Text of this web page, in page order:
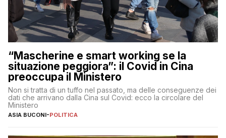
“Mascherine e smart working se la
situazione peggiora”: il Covid in Cina
preoccupa il Ministero
Non si tratta di un tuffo nel passato, ma delle conseguenze dei
dati che arrivano dalla Cina sul Covid: ecco la circolare del
Ministero
ASIA BUCONI-POLITICA